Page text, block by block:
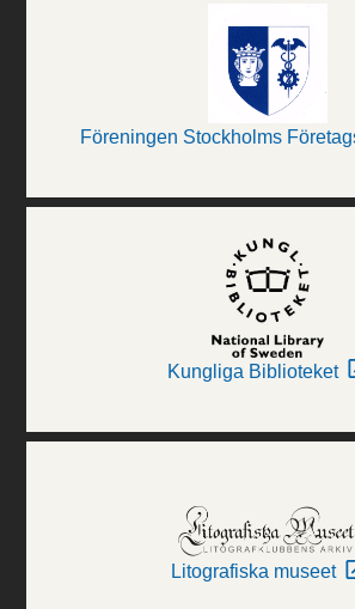
Föreningen Stockholms
Kungliga Biblioteket
Litografiska museet